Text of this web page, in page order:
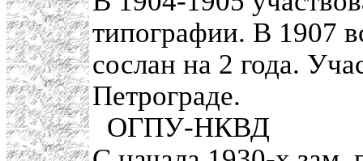
типографии. В 1907
сослан на 2 года.
Петрограде.
ОГПУ-НКВД